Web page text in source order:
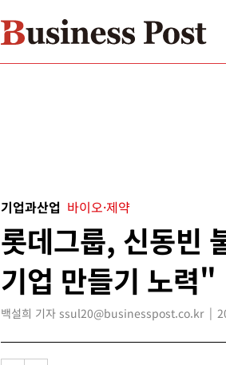
기업과산업 바이오·제약
롯데그룹, 신동빈
기업 만들기 노력"
백설희 기자 ssul20@businesspost.co.kr